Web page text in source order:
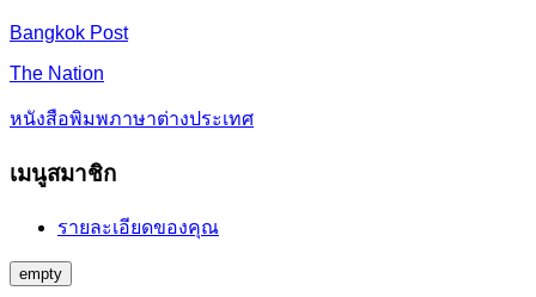
Bangkok Post
The Nation
หนังสือพิมพภาษาต่างประเทศ
เมนูสมาชิก
รายละเอียดของคุณ
empty